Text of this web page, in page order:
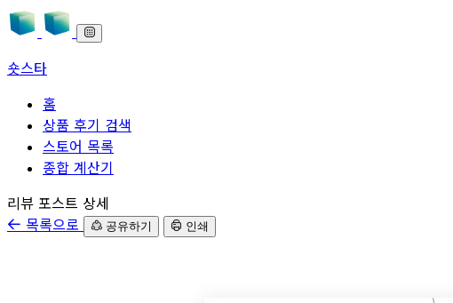
숏스타
홈
상품 후기 검색
스토어 목록
종합 계산기
본문으로 바로가기
리뷰 포스트 상세
목록으로
공유하기 인쇄